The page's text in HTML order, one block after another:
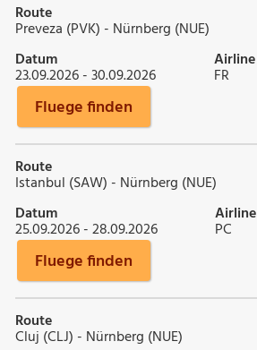
Route
Preveza (PVK) - Nürnberg (NUE)
Datum
23.09.2026 - 30.09.2026
Airline
FR
Fluege finden
Route
Istanbul (SAW) - Nürnberg (NUE)
Datum
25.09.2026 - 28.09.2026
Airline
PC
Fluege finden
Route
Cluj (CLJ) - Nürnberg (NUE)